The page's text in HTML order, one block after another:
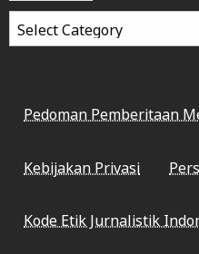
Categories
Pedoman Pemberitaan
Kebijakan Privasi
Kode Etik Jurnalistik